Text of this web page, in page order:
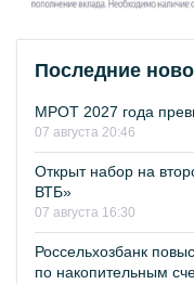
Последние
МРОТ 2027 года
07 августа 20:46
Открыт набор на
ВТБ»
07 августа 16:30
Россельхозбанк
по накопительным